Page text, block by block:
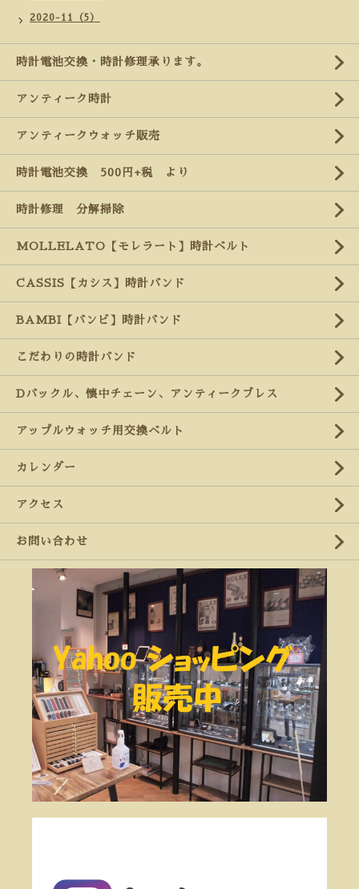
2020-11（5）
時計電池交換・時計修理承ります。
アンティーク時計
アンティークウォッチ販売
時計電池交換 500円+税 より
時計修理 分解掃除
MOLLELATO【モレラート】時計ベルト
CASSIS【カシス】時計バンド
BAMBI【バンビ】時計バンド
こだわりの時計バンド
Dバックル、懐中チェーン、アンティークブレス
アップルウォッチ用交換ベルト
カレンダー
アクセス
お問い合わせ